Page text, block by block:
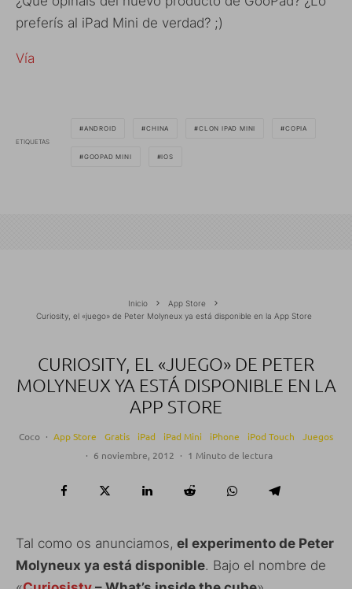
preferís al iPad Mini de verdad? ;)
Vía
ETIQUETAS
ANDROID CHINA CLON IPAD MINI COPIA
GOOPAD MINI IOS
Inicio
App Store
Curiosity, el «juego» de Peter Molyneux ya está disponible en la App Store
CURIOSITY, EL «JUEGO» DE PETER
MOLYNEUX YA ESTÁ DISPONIBLE EN LA
APP STORE
Coco · App Store Gratis iPad iPad Mini iPhone iPod Touch
Juegos
· 6 noviembre, 2012 · 1 Minuto de lectura
Tal como os anunciamos, el experimento de Peter
Molyneux ya está disponible. Bajo el nombre de